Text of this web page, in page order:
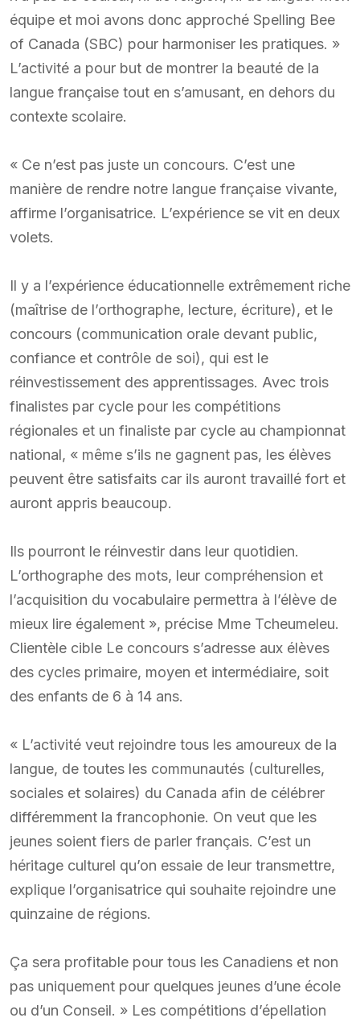
équipe et moi avons donc approché Spelling Bee
of Canada (SBC) pour harmoniser les pratiques. »
L’activité a pour but de montrer la beauté de la
langue française tout en s’amusant, en dehors du
contexte scolaire.
« Ce n’est pas juste un concours. C’est une
manière de rendre notre langue française vivante,
affirme l’organisatrice. L’expérience se vit en deux
volets.
Il y a l’expérience éducationnelle extrêmement riche
(maîtrise de l’orthographe, lecture, écriture), et le
concours (communication orale devant public,
confiance et contrôle de soi), qui est le
réinvestissement des apprentissages. Avec trois
finalistes par cycle pour les compétitions
régionales et un finaliste par cycle au championnat
national, « même s’ils ne gagnent pas, les élèves
peuvent être satisfaits car ils auront travaillé fort et
auront appris beaucoup.
Ils pourront le réinvestir dans leur quotidien.
L’orthographe des mots, leur compréhension et
l’acquisition du vocabulaire permettra à l’élève de
mieux lire également », précise Mme Tcheumeleu.
Clientèle cible Le concours s’adresse aux élèves
des cycles primaire, moyen et intermédiaire, soit
des enfants de 6 à 14 ans.
« L’activité veut rejoindre tous les amoureux de la
langue, de toutes les communautés (culturelles,
sociales et solaires) du Canada afin de célébrer
différemment la francophonie. On veut que les
jeunes soient fiers de parler français. C’est un
héritage culturel qu’on essaie de leur transmettre,
explique l’organisatrice qui souhaite rejoindre une
quinzaine de régions.
Ça sera profitable pour tous les Canadiens et non
pas uniquement pour quelques jeunes d’une école
ou d’un Conseil. » Les compétitions d’épellation